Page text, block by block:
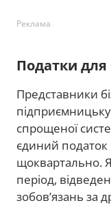
Реклама
Податки
Представники
підприємницьку
спрощеної
єдиний податок
щоквартально.
період,
зобов’язань за